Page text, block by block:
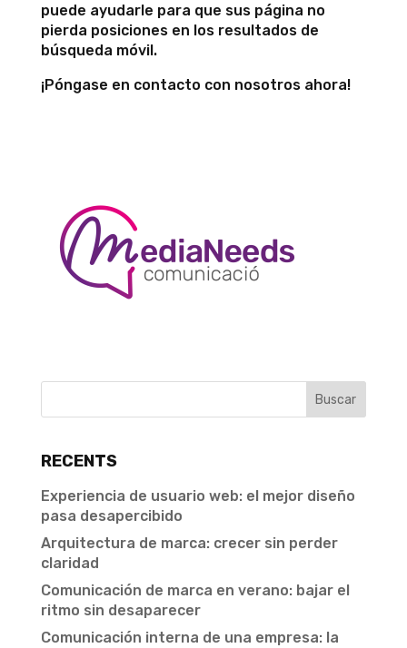
puede ayudarle para que sus página no
pierda posiciones en los resultados de
búsqueda móvil.
¡Póngase en contacto con nosotros ahora!
RECENTS
Experiencia de usuario web: el mejor diseño
pasa desapercibido
Arquitectura de marca: crecer sin perder
claridad
Comunicación de marca en verano: bajar el
ritmo sin desaparecer
Comunicación interna de una empresa: la